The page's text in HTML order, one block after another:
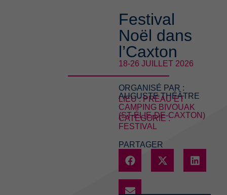
Festival
Noël dans
l’Caxton
18-26 JUILLET 2026
ORGANISÉ PAR :
AUGUSTE THÉÂTRE
LIEU : PRÉAU ET
CAMPING BIVOUAK
(ST-ÉLIE-DE-CAXTON)
CATÉGORIE :
FESTIVAL
PARTAGER